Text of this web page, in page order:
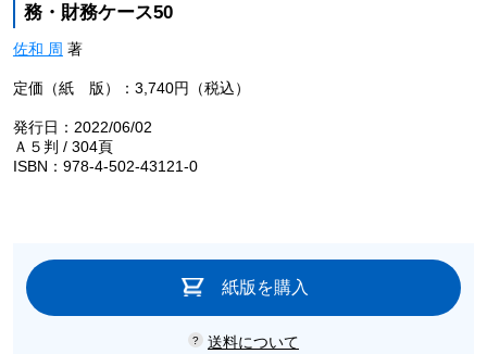
務・財務ケース50
佐和 周 著
定価（紙 版）：3,740円（税込）
発行日：2022/06/02
Ａ５判 / 304頁
ISBN：978-4-502-43121-0
紙版を購入
送料について